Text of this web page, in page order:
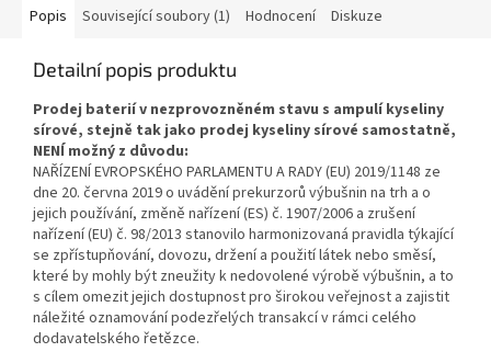
Popis Související soubory (1) Hodnocení Diskuze
Detailní popis produktu
Prodej baterií v nezprovozněném stavu s ampulí kyseliny
sírové, stejně tak jako prodej kyseliny sírové samostatně,
NENÍ možný z důvodu:
NAŘÍZENÍ EVROPSKÉHO PARLAMENTU A RADY (EU) 2019/1148 ze
dne 20. června 2019 o uvádění prekurzorů výbušnin na trh a o
jejich používání, změně nařízení (ES) č. 1907/2006 a zrušení
nařízení (EU) č. 98/2013 stanovilo harmonizovaná pravidla týkající
se zpřístupňování, dovozu, držení a použití látek nebo směsí,
které by mohly být zneužity k nedovolené výrobě výbušnin, a to
s cílem omezit jejich dostupnost pro širokou veřejnost a zajistit
náležité oznamování podezřelých transakcí v rámci celého
dodavatelského řetězce.